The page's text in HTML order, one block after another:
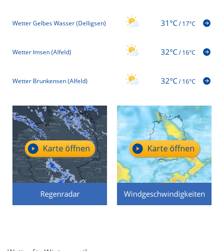
Wetter Gelbes Wasser (Delligsen) 31°C/17°C
Wetter Imsen (Alfeld) 32°C/16°C
Wetter Brunkensen (Alfeld) 32°C/16°C
Regenradar
Karte öffnen
Windgeschwindigkeiten
Karte öffnen